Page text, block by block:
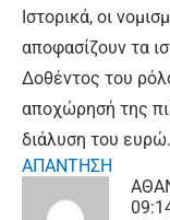
Ιστορικά, οι
αποφασίζουν τα
Δοθέντος του
αποχώρησή της
διάλυση του ευρώ.
ΑΠΑΝΤΗΣΗ